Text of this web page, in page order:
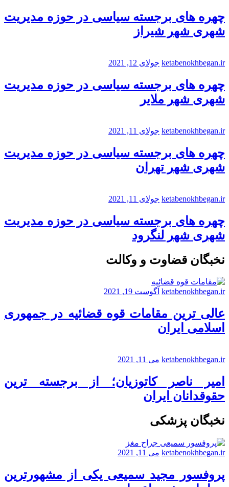
چهره های برجسته سیاسی در حوزه مدیریت
شهری شهر شیراز
ketabenokhbegan.ir جولای 12, 2021
چهره های برجسته سیاسی در حوزه مدیریت
شهری شهر ملایر
ketabenokhbegan.ir جولای 11, 2021
چهره های برجسته سیاسی در حوزه مدیریت
شهری شهر تهران
ketabenokhbegan.ir جولای 11, 2021
چهره های برجسته سیاسی در حوزه مدیریت
شهری شهر لنگرود
نخبگان قضاوت و وکالت
ketabenokhbegan.ir آگوست 19, 2021
عالی ترین مقامات قوه قضائیه در جمهوری
اسلامی ایران
ketabenokhbegan.ir می 11, 2021
امیر ناصر کاتوزیان؛ از برجسته ترین
حقوقدانان ایران
نخبگان پزشکی
ketabenokhbegan.ir می 11, 2021
پروفسور مجید سمیعی یکی از مشهورترین